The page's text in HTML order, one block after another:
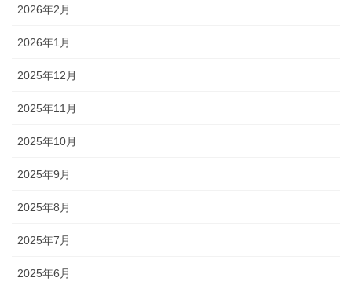
2026年2月
2026年1月
2025年12月
2025年11月
2025年10月
2025年9月
2025年8月
2025年7月
2025年6月